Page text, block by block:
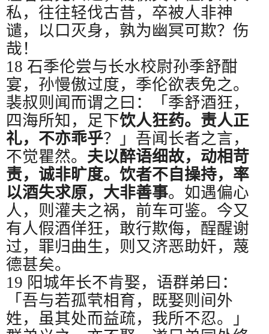
私，往往轻伐古昔，卒被人非神
谴，以口灭身，孰为幽冥可欺？伤
哉！
18 石季伦尝与长水校尉孙季舒酣
宴，孙慢傲过度，季伦欲表免之。
裴叔则闻而谓之曰：「季舒酒狂，
四海所知，足下饮人狂药。责人正
礼，不亦乖乎？」吾闻长者之言，
不觉瞿然。 夫以醉语细故，动相苛
责，诚非旷度。饮者不自操持，率
以酒失求原，大非善事。如遇偏心
人，则灌夫之祸，前车可鉴。今又
有人假酒佯狂，敢行欺侮，酲醒谢
过，罪归曲生，则又济恶助奸，蔑
德甚矣。
19 阳城年长不肯娶，语群弟曰：
「吾与若孤茕相育，既娶则间外
姓，虽其处而益疏，我所不忍。」